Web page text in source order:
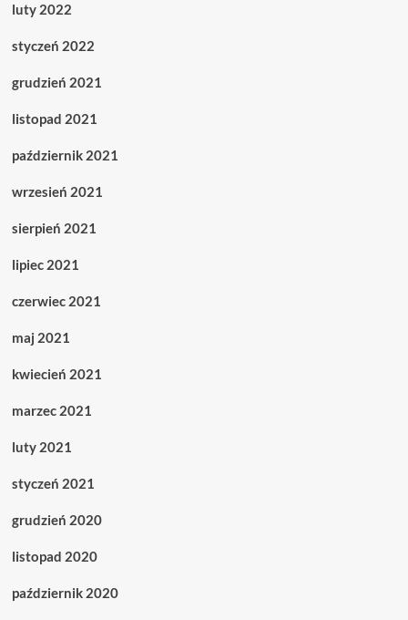
luty 2022
styczeń 2022
grudzień 2021
listopad 2021
październik 2021
wrzesień 2021
sierpień 2021
lipiec 2021
czerwiec 2021
maj 2021
kwiecień 2021
marzec 2021
luty 2021
styczeń 2021
grudzień 2020
listopad 2020
październik 2020